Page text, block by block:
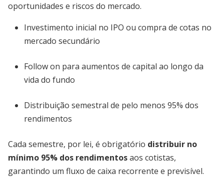
oportunidades e riscos do mercado.
Investimento inicial no IPO ou compra de cotas no
mercado secundário
Follow on para aumentos de capital ao longo da
vida do fundo
Distribuição semestral de pelo menos 95% dos
rendimentos
Cada semestre, por lei, é obrigatório distribuir no
mínimo 95% dos rendimentosaos cotistas,
garantindo um fluxo de caixa recorrente e previsível.